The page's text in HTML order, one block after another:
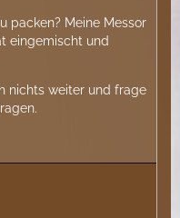
packen? Meine Messor
eingemischt und
nichts weiter und frage